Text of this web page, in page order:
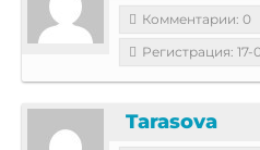
Комментарии: 0
Регистрация: 17-
Tarasova